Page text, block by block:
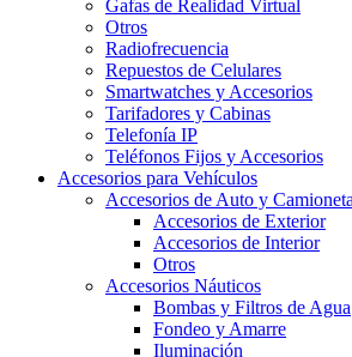
Gafas de Realidad Virtual
Otros
Radiofrecuencia
Repuestos de Celulares
Smartwatches y Accesorios
Tarifadores y Cabinas
Telefonía IP
Teléfonos Fijos y Accesorios
Accesorios para Vehículos
Accesorios de Auto y Camioneta
Accesorios de Exterior
Accesorios de Interior
Otros
Accesorios Náuticos
Bombas y Filtros de Agua
Fondeo y Amarre
Iluminación